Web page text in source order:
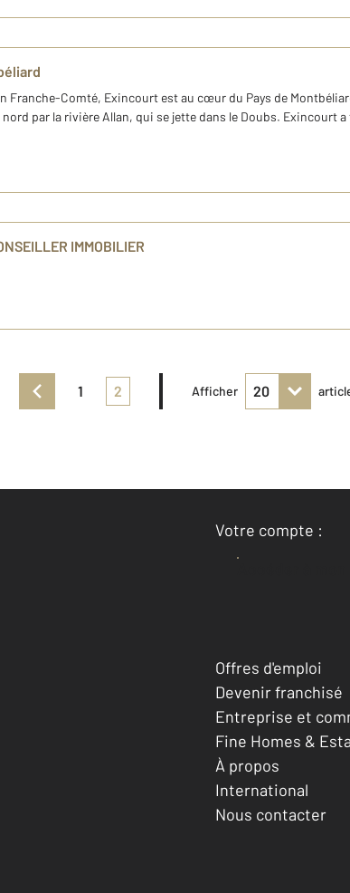
Franche-Comté, Exincourt est au cœur du Pays de
par la rivière Allan, qui se jette dans le Doubs. Exincourt a
IMMOBILIER
1 2 Afficher
Votre compte :
Offres d'emploi
Devenir franchisé
Entreprise et
Fine Homes &
À propos
International
Nous contacter